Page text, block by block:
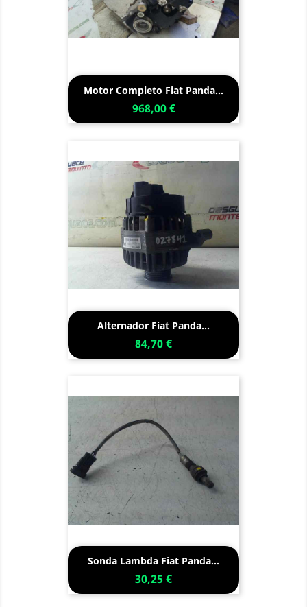
Motor Completo Fiat Panda...
968,00 €
Alternador Fiat Panda...
84,70 €
Sonda Lambda Fiat Panda...
30,25 €